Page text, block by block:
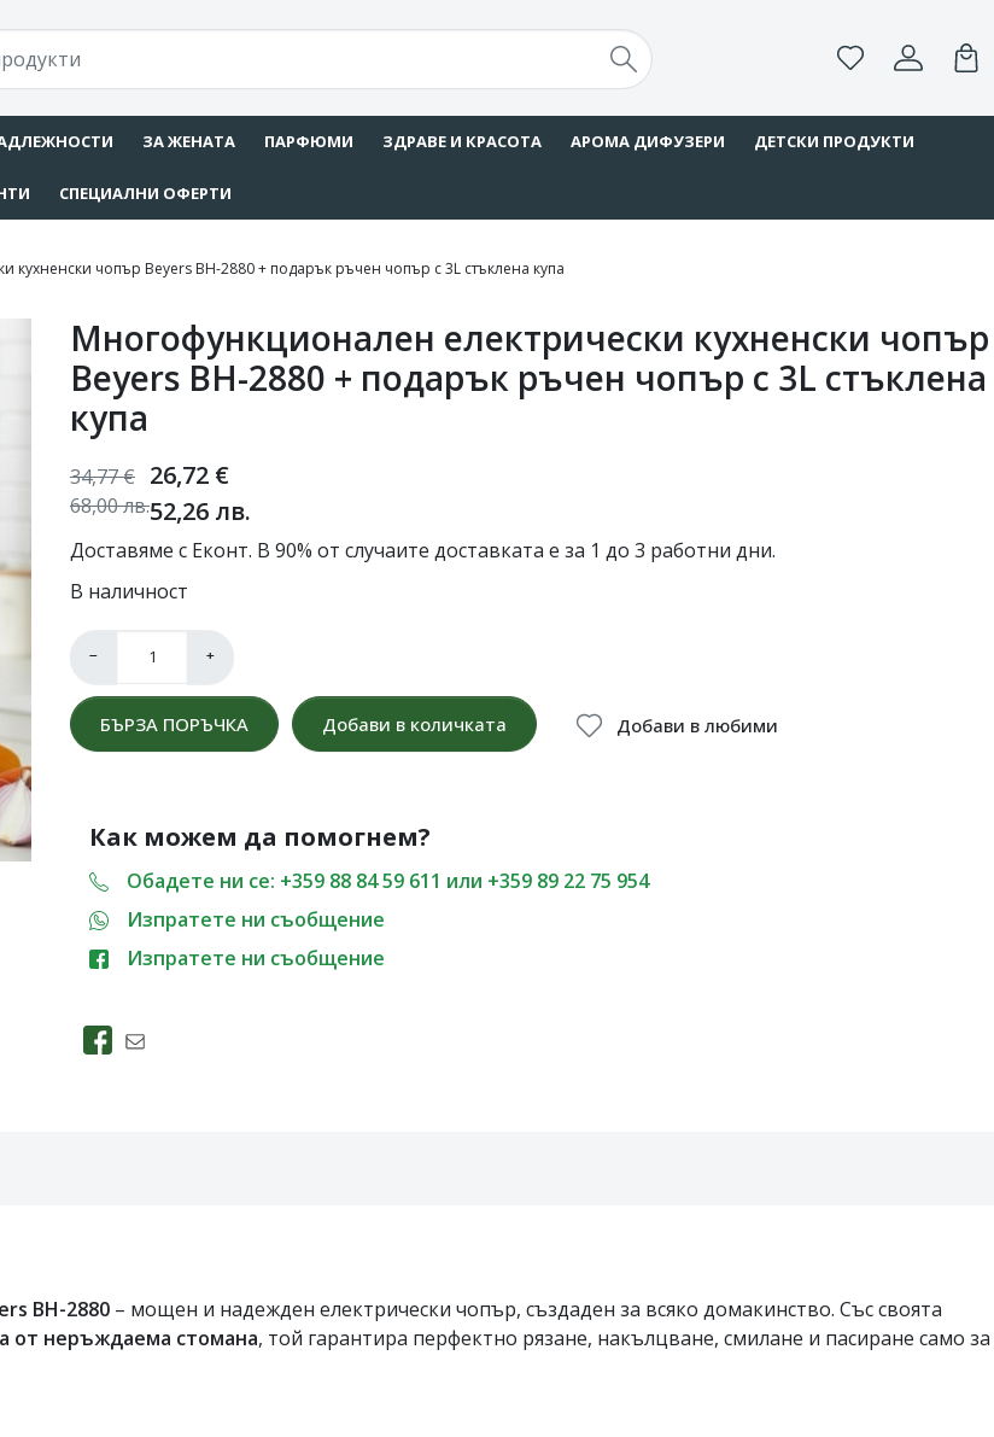
ЗА ЖЕНАТА ПАРФЮМИ ЗДРАВЕ И КРАСОТА АРОМА ДИФУЗЕРИ ДЕТСКИ ПРОДУКТИ
СПЕЦИАЛНИ ОФЕРТИ
кухненски чопър Beyers BH-2880 + подарък ръчен чопър с 3L стъклена купа
Многофункционален електрически кухненски чопър
Beyers BH-2880 + подарък ръчен чопър с 3L стъклена
купа
26,72 €
52,26 лв.
34,77€
68,00лв.
Доставяме с Еконт. В 90% от случаите доставката е за 1 до 3 работни дни.
В наличност
− +
БЪРЗА ПОРЪЧКА Добави в количката Добави в любими
Как можем да помогнем?
Обадете ни се: +359 88 84 59 611 или +359 89 22 75 954
Изпратете ни съобщение
Изпратете ни съобщение
BH-2880 – мощен и надежден електрически чопър, създаден за всяко домакинство. Със своята
от неръждаема стомана, той гарантира перфектно рязане, накълцване, смилане и пасиране само за